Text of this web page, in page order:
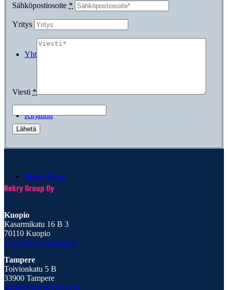
Yhteystiedot
Kirjaudu
Menu Menu
Sähköpostiosoite *
Yritys
Viesti *
Rekry Group Oy
Kuopio
Kasarmikatu 16 B 3
70110 Kuopio
kuopio@rekrygroup.fi
Tampere
Toivionkatu 5 B
33900 Tampere
tampere@rekrygroup.fi